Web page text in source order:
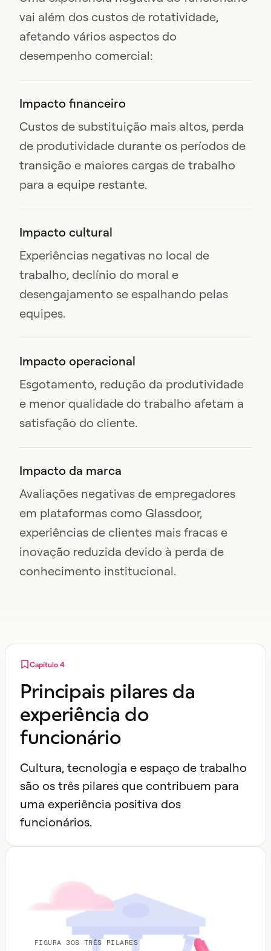
vai além dos custos de rotatividade,
afetando vários aspectos do
desempenho comercial:
Impacto financeiro
Custos de substituição mais altos, perda
de produtividade durante os períodos de
transição e maiores cargas de trabalho
para a equipe restante.
Impacto cultural
Experiências negativas no local de
trabalho, declínio do moral e
desengajamento se espalhando pelas
equipes.
Impacto operacional
Esgotamento, redução da produtividade
e menor qualidade do trabalho afetam a
satisfação do cliente.
Impacto da marca
Avaliações negativas de empregadores
em plataformas como Glassdoor,
experiências de clientes mais fracas e
inovação reduzida devido à perda de
conhecimento institucional.
Capítulo 4
Principais pilares da
experiência do
funcionário
Cultura, tecnologia e espaço de trabalho
são os três pilares que contribuem para
uma experiência positiva dos
funcionários.
FIGURA 3OS TRÊS PILARES